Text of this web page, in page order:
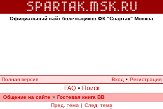
Официальный сайт болельщиков ФК "Спартак" Москва
Полная версия Вход • Регистрация
FAQ • Поиск
Общение на сайте » Гостевая книга ВВ
Пред. тема | След. тема